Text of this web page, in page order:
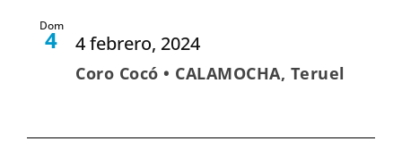
Dom
4 4 febrero, 2024
Coro Cocó • CALAMOCHA, Teruel